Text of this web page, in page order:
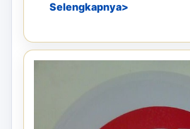
Selengkapnya